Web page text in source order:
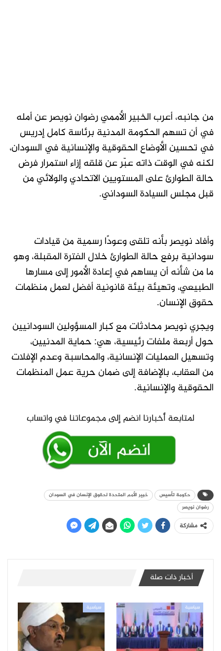
من جانبه، أعرب الخبير الأممي رضوان نويصر عن أمله
في أن تسهم الحكومة المدنية برئاسة كامل إدريس
في تحسين الأوضاع الحقوقية والإنسانية في السودان،
لكنه في الوقت ذاته عبّر عن قلقه إزاء استمرار فرض
حالة الطوارئ على المستويين الاتحادي والولائي من
قبل مجلس السيادة السوداني.
وأفاد نويصر بأنه تلقى وعودًا رسمية من قيادات
سودانية برفع حالة الطوارئ خلال الفترة المقبلة، وهو
ما من شأنه أن يساهم في إعادة الأمور إلى مسارها
الطبيعي، وتهيئة بيئة قانونية أفضل لعمل منظمات
حقوق الإنسان.
ويجري نويصر محادثات مع كبار المسؤولين السودانيين
حول أربعة ملفات رئيسية، هي: حماية المدنيين،
وتسهيل العمليات الإنسانية، والمحاسبة وعدم الإفلات
من العقاب، بالإضافة إلى ضمان حرية عمل المنظمات
الحقوقية والإنسانية.
حكومة تأسيس
خبير الأمم المتحدة لحقوق الإنسان في السودان
رضوان نويصر
مشاركة
أخبار ذات صلة
سياسية سياسية